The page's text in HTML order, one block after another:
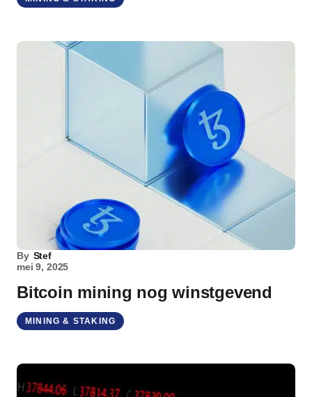
By Stef
mei 9, 2025
Bitcoin mining nog winstgevend
MINING & STAKING